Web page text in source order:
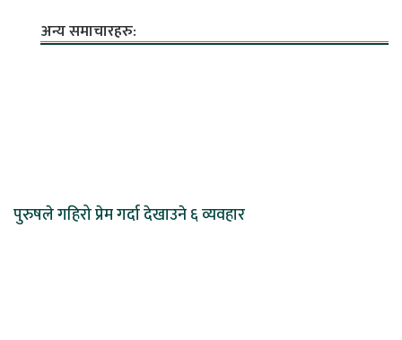
अन्य समाचारहरु:
पुरुषले गहिरो प्रेम गर्दा देखाउने ६ व्यवहार